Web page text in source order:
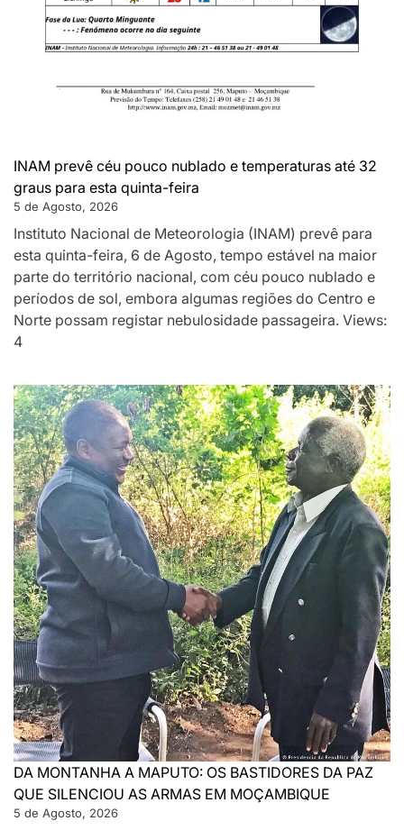
INAM prevê céu pouco nublado e temperaturas até 32
graus para esta quinta-feira
5 de Agosto, 2026
Instituto Nacional de Meteorologia (INAM) prevê para
esta quinta-feira, 6 de Agosto, tempo estável na maior
parte do território nacional, com céu pouco nublado e
períodos de sol, embora algumas regiões do Centro e
Norte possam registar nebulosidade passageira. Views:
4
DA MONTANHA A MAPUTO: OS BASTIDORES DA PAZ
QUE SILENCIOU AS ARMAS EM MOÇAMBIQUE
5 de Agosto, 2026